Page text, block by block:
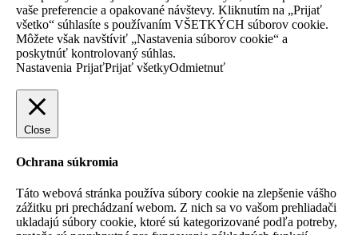
vaše preferencie a opakované návštevy. Kliknutím na „Prijať
všetko“ súhlasíte s používaním VŠETKÝCH súborov cookie.
Môžete však navštíviť „Nastavenia súborov cookie“ a
poskytnúť kontrolovaný súhlas.
Nastavenia PrijaťPrijať všetkyOdmietnuť
Close
Ochrana súkromia
Táto webová stránka používa súbory cookie na zlepšenie vášho
zážitku pri prechádzaní webom. Z nich sa vo vašom prehliadači
ukladajú súbory cookie, ktoré sú kategorizované podľa potreby,